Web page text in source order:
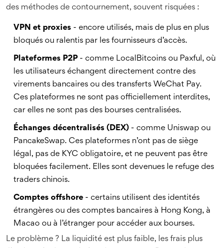
des méthodes de contournement, souvent risquées :
VPN et proxies - encore utilisés, mais de plus en plus
bloqués ou ralentis par les fournisseurs d’accès.
Plateformes P2P - comme LocalBitcoins ou Paxful, où
les utilisateurs échangent directement contre des
virements bancaires ou des transferts WeChat Pay.
Ces plateformes ne sont pas officiellement interdites,
car elles ne sont pas des bourses centralisées.
Échanges décentralisés (DEX) - comme Uniswap ou
PancakeSwap. Ces plateformes n’ont pas de siège
légal, pas de KYC obligatoire, et ne peuvent pas être
bloquées facilement. Elles sont devenues le refuge des
traders chinois.
Comptes offshore - certains utilisent des identités
étrangères ou des comptes bancaires à Hong Kong, à
Macao ou à l’étranger pour accéder aux bourses.
Le problème ? La liquidité est plus faible, les frais plus